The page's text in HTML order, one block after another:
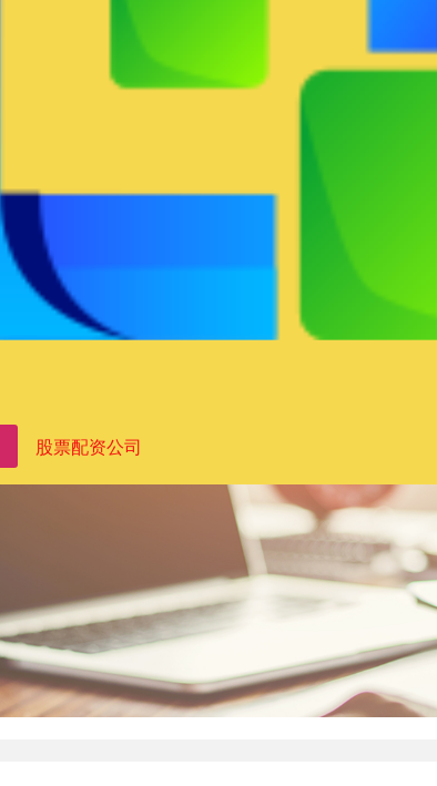
股票配资公司